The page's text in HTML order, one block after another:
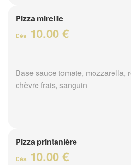
Pizza mireille
Dès 10.00 €
Base sauce tomate, mozzarella,
chèvre frais, sanguin
Pizza printanière
Dès 10.00 €